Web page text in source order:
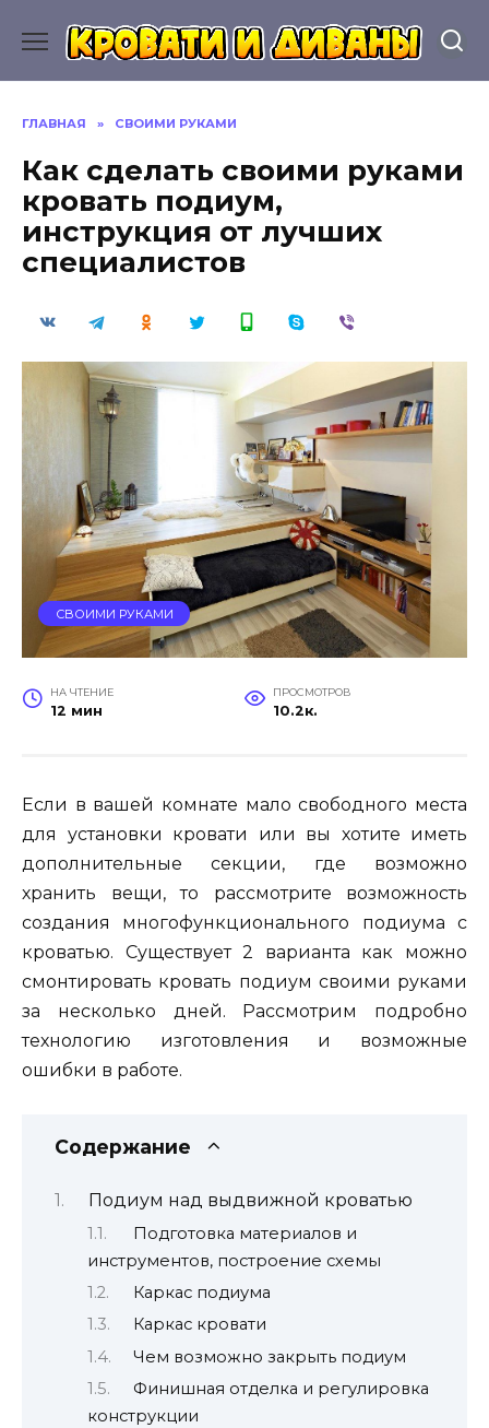
содержанию
ГЛАВНАЯ » СВОИМИ РУКАМИ
Как сделать своими руками
кровать подиум,
инструкция от лучших
специалистов
СВОИМИ РУКАМИ
НА ЧТЕНИЕ
12 мин
ПРОСМОТРОВ
10.2к.
Если в вашей комнате мало свободного места
для установки кровати или вы хотите иметь
дополнительные секции, где возможно
хранить вещи, то рассмотрите возможность
создания многофункционального подиума с
кроватью. Существует 2 варианта как можно
смонтировать кровать подиум своими руками
за несколько дней. Рассмотрим подробно
технологию изготовления и возможные
ошибки в работе.
Содержание
Подиум над выдвижной кроватью
Подготовка материалов и
инструментов, построение схемы
Каркас подиума
Каркас кровати
Чем возможно закрыть подиум
Финишная отделка и регулировка
конструкции